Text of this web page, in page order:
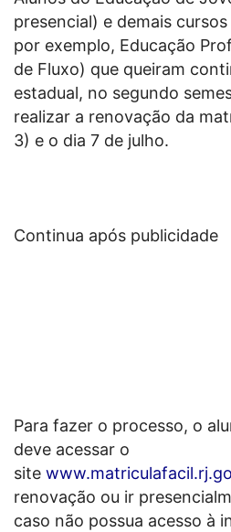
presencial) e demais
por exemplo, Educação
de Fluxo) que queiram
estadual, no segundo
realizar a renovação da
3) e o dia 7 de julho.
Continua após publicidade
Para fazer o processo, o
deve acessar o
site
renovação ou ir
caso não possua acesso à